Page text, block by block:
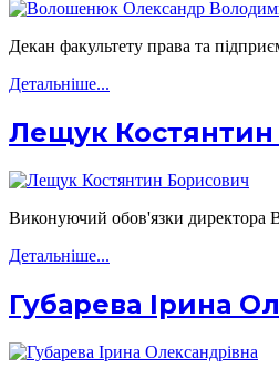
Декан факультету права та
Детальніше...
Лещук
Виконуючий обов'язки директора
Детальніше...
Губарева Ірина